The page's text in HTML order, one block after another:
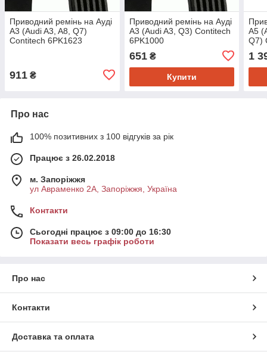
Приводний ремінь на Ауді
A3 (Audi A3, A8, Q7)
Contitech 6PK1623
911 ₴
Приводний ремінь на Ауді
A3 (Audi A3, Q3) Contitech
6PK1000
651₴
Купити
A5
Q7)
1
Про нас
100% позитивних з 100 відгуків за рік
Працює з 26.02.2018
м. Запоріжжя
ул Авраменко 2А, Запоріжжя, Україна
Контакти
Сьогодні працює з 09:00 до 16:30
Показати весь графік роботи
Про нас
Контакти
Доставка та оплата